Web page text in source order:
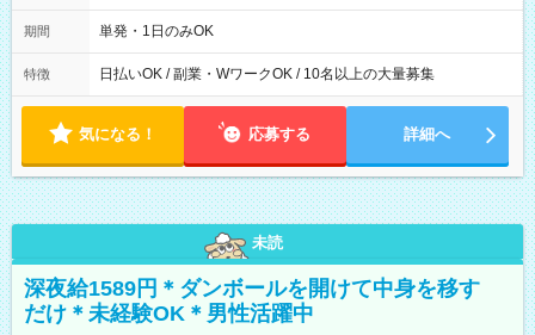
00～20：00
期間 単発・1日のみOK
特徴 日払いOK / 副業・WワークOK / 10名以上の大量募集
気になる！ 応募する 詳細へ
未読
深夜給1589円＊ダンボールを開けて中身を移す
だけ＊未経験OK＊男性活躍中